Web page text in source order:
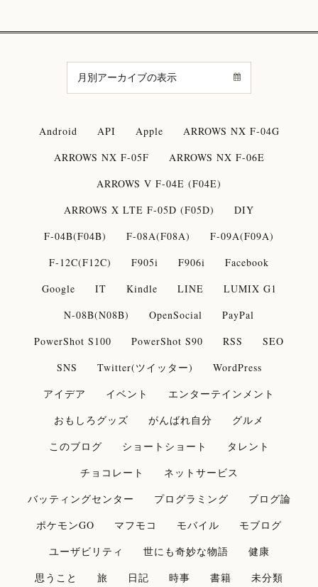
Android API Apple
ARROWS NX F-04G
ARROWS NX F-05F
ARROWS NX F-06E
ARROWS V F-04E (F04E)
ARROWS X LTE F-05D (F05D)
DIY
F-04B(F04B)
F-08A(F08A)
F-09A(F09A)
F-12C(F12C)
F905i F906i
Facebook
Google
IT Kindle LINE
LUMIX G1
N-08B(N08B)
OpenSocial
PayPal
PowerShot S100
PowerShot S90 RSS
SEO
SNS
Twitter(ツイッター)
WordPress
アイデア
イベント
エンターテインメント
おもしろグッズ
がんばれ自分
グルメ
このブログ
ショートショート
タレント
チョコレート
ネットサービス
バッティングセンター
プログラミング
ブログ論
ポケモンGO
マフモコ モバイル
モブログ
ユーザビリティ
世にも奇妙な物語
健康
思うこと
旅 日記 時事 書籍 未分類